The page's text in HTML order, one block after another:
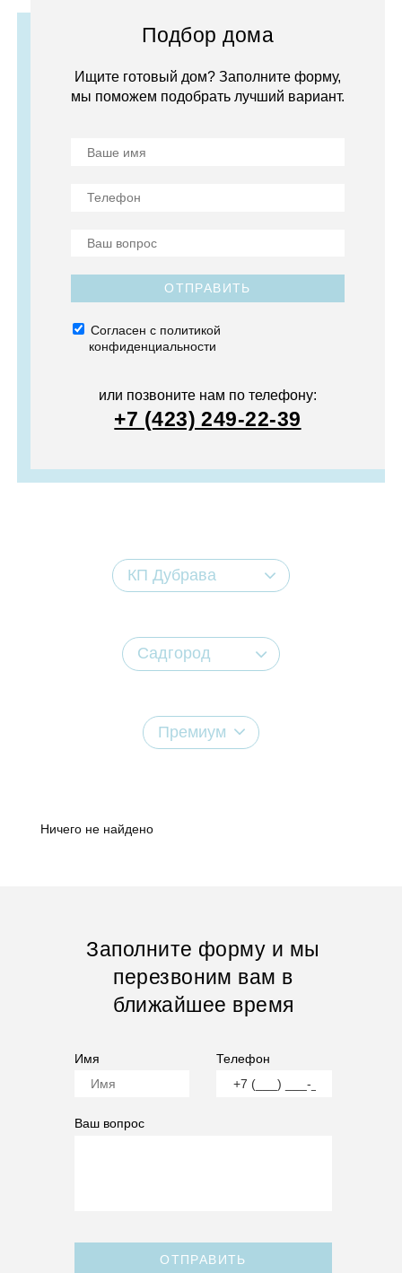
Подбор дома
Ищите готовый дом? Заполните форму,
мы поможем подобрать лучший вариант.
ОТПРАВИТЬ
Согласен с политикой
конфиденциальности
или позвоните нам по телефону:
+7 (423) 249-22-39
КП Дубрава
Садгород
Премиум
Ничего не найдено
Заполните форму и мы
перезвоним вам в
ближайшее время
Имя Телефон
Ваш вопрос
ОТПРАВИТЬ